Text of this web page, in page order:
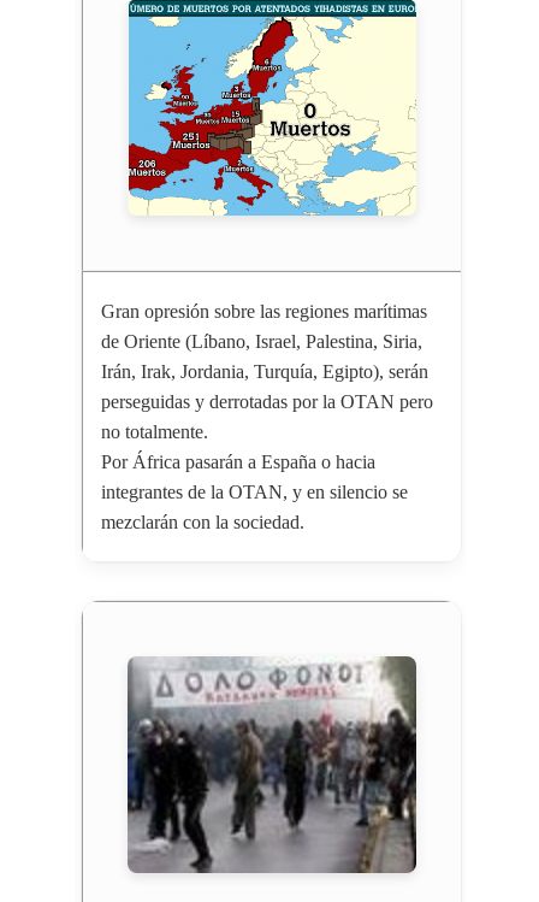
Gran opresión sobre las regiones marítimas
de Oriente (Líbano, Israel, Palestina, Siria,
Irán, Irak, Jordania, Turquía, Egipto), serán
perseguidas y derrotadas por la OTAN pero
no totalmente.
Por África pasarán a España o hacia
integrantes de la OTAN, y en silencio se
mezclarán con la sociedad.